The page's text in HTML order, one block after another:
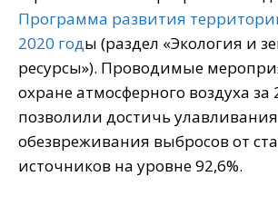
Программа развития
2020 годы (раздел «Экология и
ресурсы»). Проводимые
охране атмосферного воздуха за
позволили достичь
обезвреживания выбросов от
источников на уровне 92,6%.